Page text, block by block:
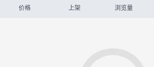
价格 上架 浏览量